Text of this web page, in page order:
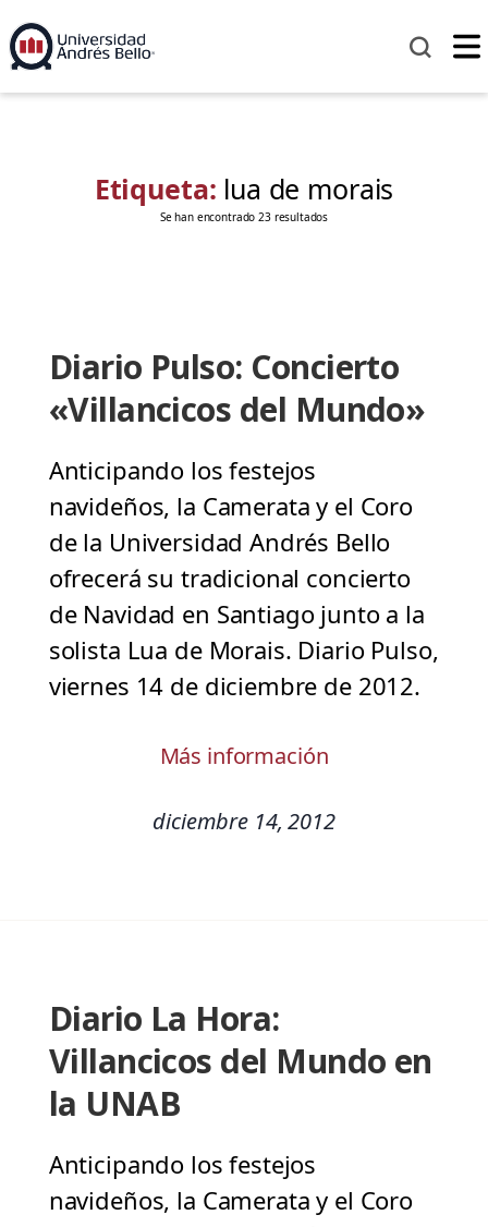
Etiqueta: lua de morais
Se han encontrado 23 resultados
Diario Pulso: Concierto
«Villancicos del Mundo»
Anticipando los festejos
navideños, la Camerata y el Coro
de la Universidad Andrés Bello
ofrecerá su tradicional concierto
de Navidad en Santiago junto a la
solista Lua de Morais. Diario Pulso,
viernes 14 de diciembre de 2012.
Más información
diciembre 14, 2012
Diario La Hora:
Villancicos del Mundo en
la UNAB
Anticipando los festejos
navideños, la Camerata y el Coro